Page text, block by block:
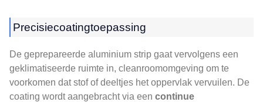
Precisiecoatingtoepassing
De geprepareerde aluminium strip gaat vervolgens een
geklimatiseerde ruimte in, cleanroomomgeving om te
voorkomen dat stof of deeltjes het oppervlak vervuilen. De
coating wordt aangebracht via een continue